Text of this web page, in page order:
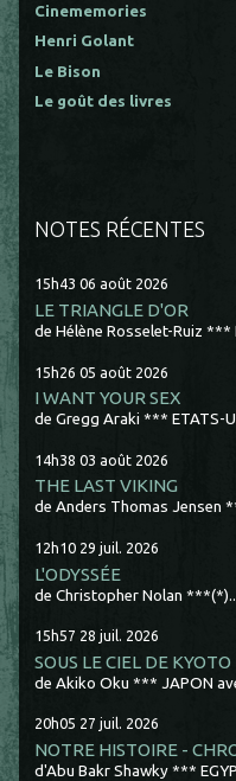
Cinememories
Henri Golant
Le Bison
Le goût des livres
NOTES RÉCENTES
15h43 06 août 2026
LE TRIANGLE D'OR
de Hélène Rosselet-Ruiz ***
15h26 05 août 2026
I WANT YOUR SEX
de Gregg Araki *** ETATS-
14h38 03 août 2026
THE LAST VIKING
de Anders Thomas Jensen
12h10 29 juil. 2026
L'ODYSSÉE
de Christopher Nolan
15h57 28 juil. 2026
SOUS LE CIEL DE KYOTO
de Akiko Oku *** JAPON
20h05 27 juil. 2026
NOTRE HISTOIRE -
d'Abu Bakr Shawky ***